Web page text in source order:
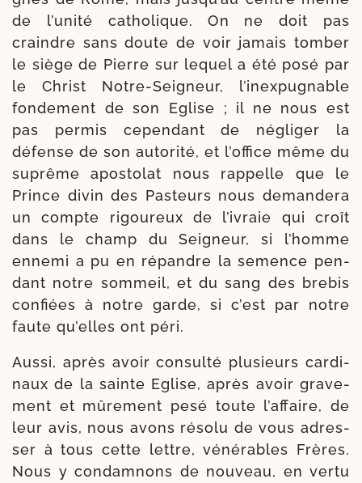
de l’unité catho­lique. On ne doit pas
craindre sans doute de voir jamais tom­ber
le siège de Pierre sur lequel a été posé par
le Christ Notre-​Seigneur, l’i­nex­pug­nable
fon­de­ment de son Eglise ; il ne nous est
pas per­mis cepen­dant de négli­ger la
défense de son auto­ri­té, et l’office même du
suprême apos­to­lat nous rap­pelle que le
Prince divin des Pasteurs nous deman­de­ra
un compte rigou­reux de l’i­vraie qui croît
dans le champ du Seigneur, si l’homme
enne­mi a pu en répandre la semence pen­
dant notre som­meil, et du sang des bre­bis
con­fiées à notre garde, si c’est par notre
faute qu’elles ont péri.
Aussi, après avoir consul­té plu­sieurs car­di­
naux de la sainte Eglise, après avoir gra­ve­
ment et mûre­ment pesé toute l’affaire, de
leur avis, nous avons réso­lu de vous adres­
ser à tous cette lettre, véné­rables Frères.
Nous y condam­nons de nou­veau, en ver­tu